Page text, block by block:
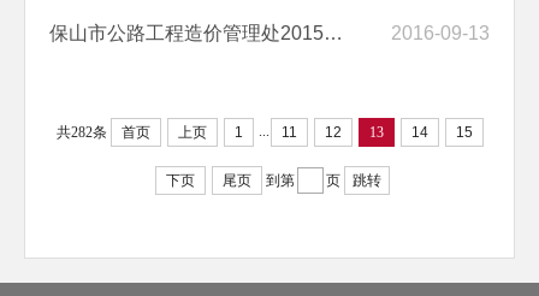
保山市公路工程造价管理处2015年度部门决算 2016-09-13
共282条 首页 上页 1 ... 11 12 13 14 15
下页 尾页 到第 页 跳转